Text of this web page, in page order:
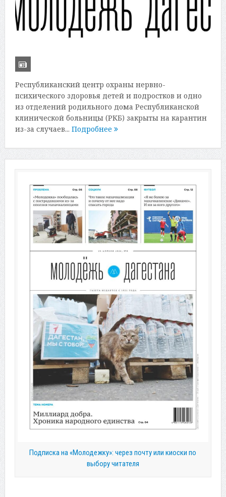
Республиканский центр охраны нервно-
психического здоровья детей и подростков и одно
из отделений родильного дома Республиканской
клинической больницы (РКБ) закрыты на карантин
из-за случаев... Подробнее
Подписка на «Молодежку»: через почту или киоски по
выбору читателя